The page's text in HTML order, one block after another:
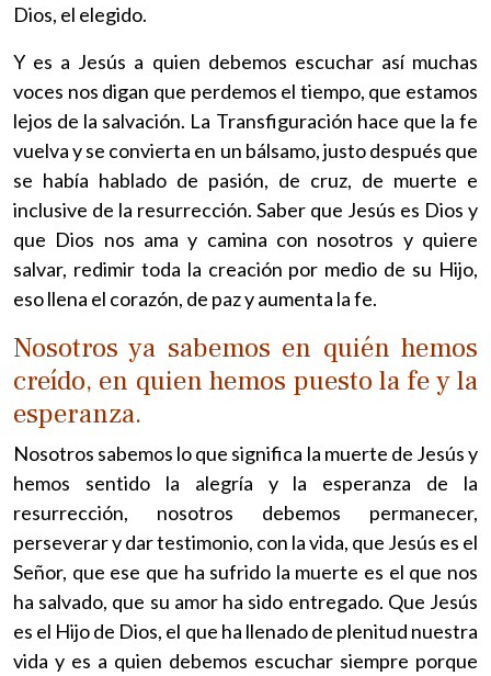
Dios, el elegido.
Y es a Jesús a quien debemos escuchar así muchas
voces nos digan que perdemos el tiempo, que estamos
lejos de la salvación. La Transfiguración hace que la fe
vuelva y se convierta en un bálsamo, justo después que
se había hablado de pasión, de cruz, de muerte e
inclusive de la resurrección. Saber que Jesús es Dios y
que Dios nos ama y camina con nosotros y quiere
salvar, redimir toda la creación por medio de su Hijo,
eso llena el corazón, de paz y aumenta la fe.
Nosotros ya sabemos en quién hemos
creído, en quien hemos puesto la fe y la
esperanza.
Nosotros sabemos lo que significa la muerte de Jesús y
hemos sentido la alegría y la esperanza de la
resurrección, nosotros debemos permanecer,
perseverar y dar testimonio, con la vida, que Jesús es el
Señor, que ese que ha sufrido la muerte es el que nos
ha salvado, que su amor ha sido entregado. Que Jesús
es el Hijo de Dios, el que ha llenado de plenitud nuestra
vida y es a quien debemos escuchar siempre porque